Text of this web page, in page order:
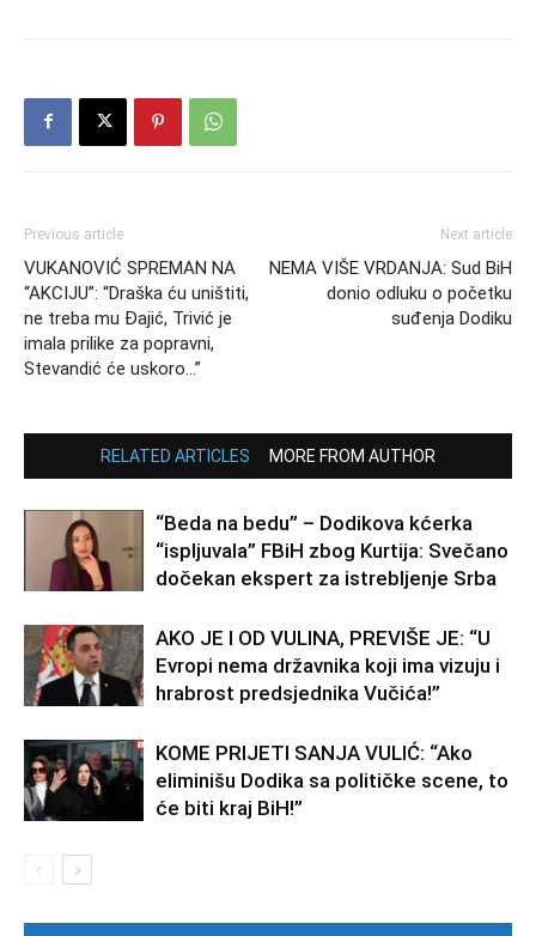
Previous article
VUKANOVIĆ SPREMAN NA
“AKCIJU”: “Draška ću uništiti,
ne treba mu Đajić, Trivić je
imala prilike za popravni,
Stevandić će uskoro…”
Next article
NEMA VIŠE VRDANJA: Sud BiH
donio odluku o početku
suđenja Dodiku
RELATED ARTICLES MORE FROM AUTHOR
“Beda na bedu” – Dodikova kćerka
“ispljuvala” FBiH zbog Kurtija: Svečano
dočekan ekspert za istrebljenje Srba
AKO JE I OD VULINA, PREVIŠE JE: “U
Evropi nema državnika koji ima vizuju i
hrabrost predsjednika Vučića!”
KOME PRIJETI SANJA VULIĆ: “Ako
eliminišu Dodika sa političke scene, to
će biti kraj BiH!”